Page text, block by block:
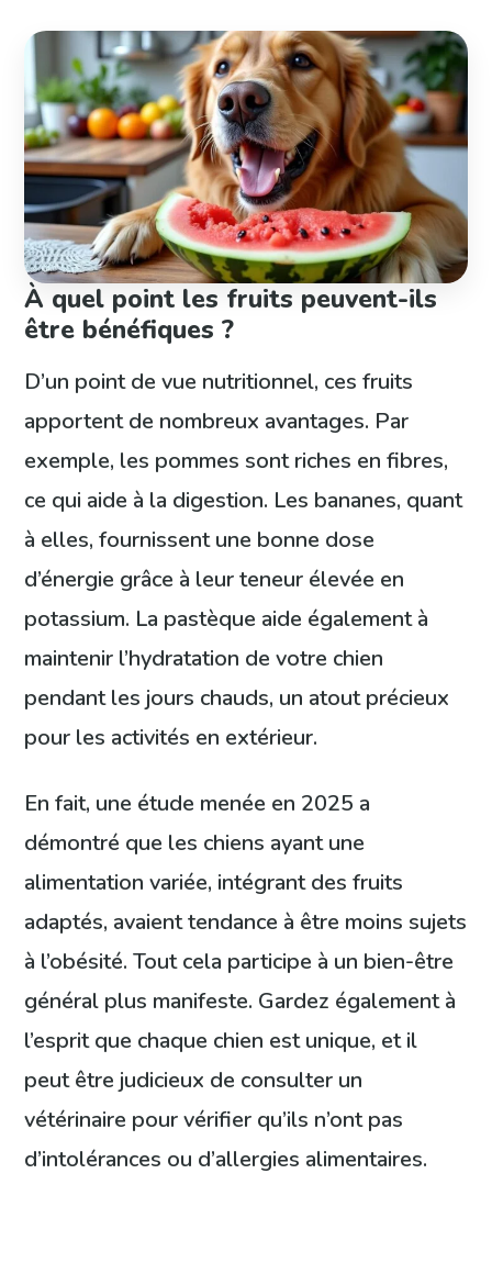
À quel point les fruits peuvent-ils
être bénéfiques ?
D’un point de vue nutritionnel, ces fruits
apportent de nombreux avantages. Par
exemple, les pommes sont riches en fibres,
ce qui aide à la digestion. Les bananes, quant
à elles, fournissent une bonne dose
d’énergie grâce à leur teneur élevée en
potassium. La pastèque aide également à
maintenir l’hydratation de votre chien
pendant les jours chauds, un atout précieux
pour les activités en extérieur.
En fait, une étude menée en 2025 a
démontré que les chiens ayant une
alimentation variée, intégrant des fruits
adaptés, avaient tendance à être moins sujets
à l’obésité. Tout cela participe à un bien-être
général plus manifeste. Gardez également à
l’esprit que chaque chien est unique, et il
peut être judicieux de consulter un
vétérinaire pour vérifier qu’ils n’ont pas
d’intolérances ou d’allergies alimentaires.